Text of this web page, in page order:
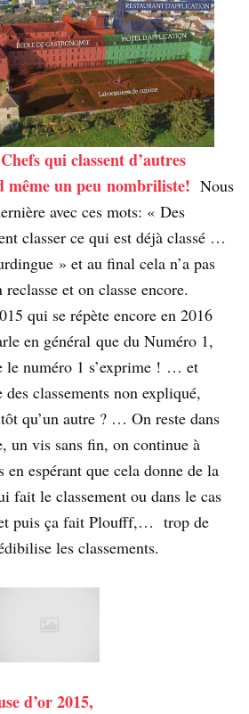
qui classent d’autres
même un peu nombriliste! Nous
avec ces mots: « Des
classer ce qui est déjà classé …
» et au final cela n’a pas
et on classe encore.
qui se répète encore en 2016
en général que du Numéro 1,
le numéro 1 s’exprime ! … et
classements non expliqué,
qu’un autre ? … On reste dans
un vis sans fin, on continue à
en espérant que cela donne de la
fait le classement ou dans le cas
puis ça fait Ploufff,… trop de
les classements.
d’or 2015,